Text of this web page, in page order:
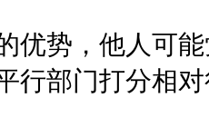
优势，他人可
行部门打分相